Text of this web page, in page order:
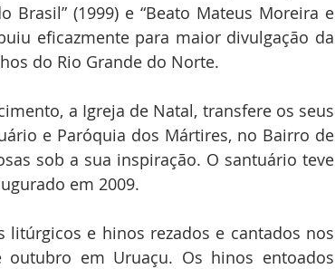
(1999) e “Beato Mateus Moreira e
eficazmente para maior divulgação da
do Rio Grande do Norte.
a Igreja de Natal, transfere os seus
e Paróquia dos Mártires, no Bairro de
sob a sua inspiração. O santuário teve
em 2009.
litúrgicos e hinos rezados e cantados nos
em Uruaçu. Os hinos entoados